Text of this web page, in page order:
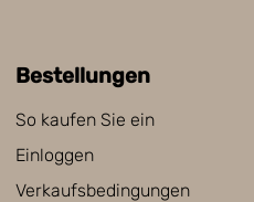
Bestellungen
So kaufen Sie ein
Einloggen
Verkaufsbedingungen